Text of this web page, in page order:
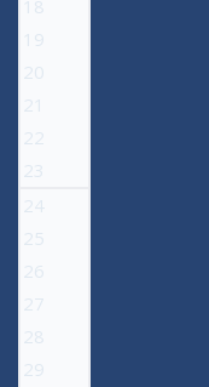
18
19
20
21
22
23
24
25
26
27
28
29